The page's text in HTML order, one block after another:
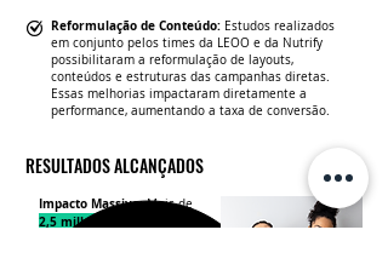
RESULTADOS ALCANÇADOS
Reformulação de Conteúdo: Estudos realizados
em conjunto pelos times da LEOO e da Nutrify
possibilitaram a reformulação de layouts,
conteúdos e estruturas das campanhas diretas.
Essas melhorias impactaram diretamente a
performance, aumentando a taxa de conversão.
Impacto Massivo:Mais de
2,5 milhões